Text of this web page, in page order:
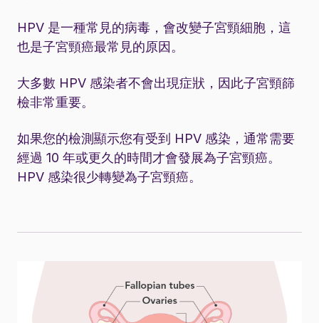
HPV 是一種常見的病毒，會改變子宮頸細胞，這
也是子宮頸癌最常見的原因。
大多數 HPV 感染者不會出現症狀，因此子宮頸篩
檢非常重要。
如果您的檢測顯示您有受到 HPV 感染，通常需要
經過 10 年或更久的時間才會發展為子宮頸癌。
HPV 感染很少轉變為子宮頸癌。